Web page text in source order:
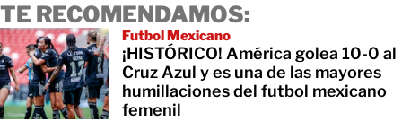
TE RECOMENDAMOS:
Futbol Mexicano
¡HISTÓRICO! América golea 10-0 al
Cruz Azul y es una de las mayores
humillaciones del futbol mexicano
femenil